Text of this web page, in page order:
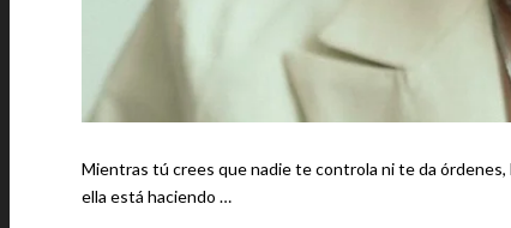
Mientras tú crees que nadie te controla ni te da órdenes, la
ella está haciendo …